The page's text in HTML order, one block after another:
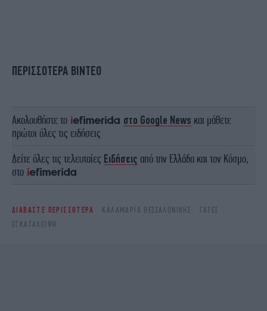
ΠΕΡΙΣΣΟΤΕΡΑ ΒΙΝΤΕΟ
Ακολουθήστε το στο Google News και μάθετε
πρώτοι όλες τις ειδήσεις
Δείτε όλες τις τελευταίες Ειδήσεις από την Ελλάδα και τον Κόσμο,
στο
ΔΙΑΒΑΣΤΕ ΠΕΡΙΣΣΟΤΕΡΑ ΚΑΛΑΜΑΡΙΆ ΘΕΣΣΑΛΟΝΊΚΗΣ
ΓΆΤΕΣ
ΕΓΚΑΤΆΛΕΙΨΗ